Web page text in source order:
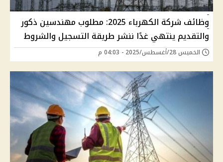
وظائف شركة الكهرباء 2025: مطلوب مهندسين ذكور
والتقديم ينتهي غدًا ننشر طريقة التسجيل والشروط
الخميس 28/أغسطس/2025 - 04:03 م